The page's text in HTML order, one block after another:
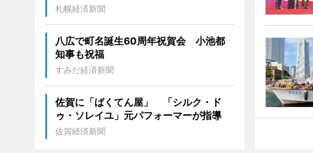
札幌経済新聞
八広で町名誕生60周年祝賀会 小池都
知事も祝福
すみだ経済新聞
佐賀に「ばくてん屋」 「シルク・ド
ゥ・ソレイユ」元パフォーマーが指導
佐賀経済新聞